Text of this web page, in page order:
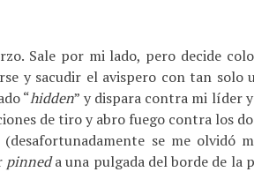
Sale por mi lado, pero decide
y sacudir el avispero con tan solo
“hidden” y dispara contra mi líder
de tiro y abro fuego contra los
se me olvidó
pinneda una pulgada del borde de la